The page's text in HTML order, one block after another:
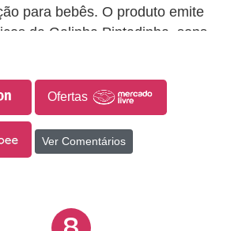
para bebês. O produto emite
da Galinha Pintadinha, sons
chacoalhado e conta com botão
Pintadinha 3” e “Seu Lobato”.
de gravação, permitindo
de áudio ao segurar o
além do botão REC para
visual e divertida.
Ofertas
Ver Comentários